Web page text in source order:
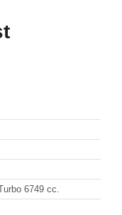
6749 cc.